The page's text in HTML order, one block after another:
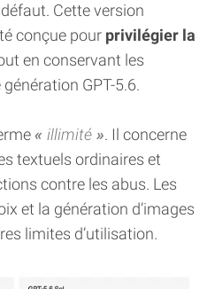
Cette version
conçue pour privilégier la
en conservant les
GPT-5.6.
illimité
. Il concerne
textuels ordinaires et
contre les abus. Les
et la génération d’images
limites d’utilisation.